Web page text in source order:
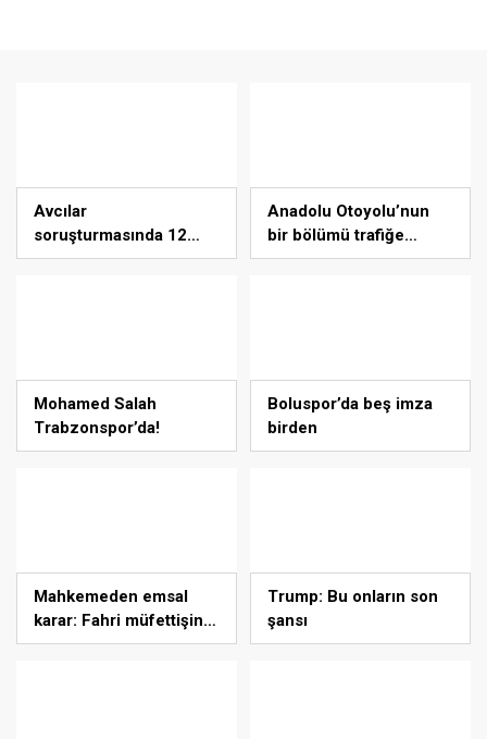
Avcılar
soruşturmasında 12
tutuklama
Anadolu Otoyolu’nun
bir bölümü trafiğe
kapatılacak
Mohamed Salah
Trabzonspor’da!
Boluspor’da beş imza
birden
Mahkemeden emsal
karar: Fahri müfettişin
yazdığı ceza iptal edildi
Trump: Bu onların son
şansı